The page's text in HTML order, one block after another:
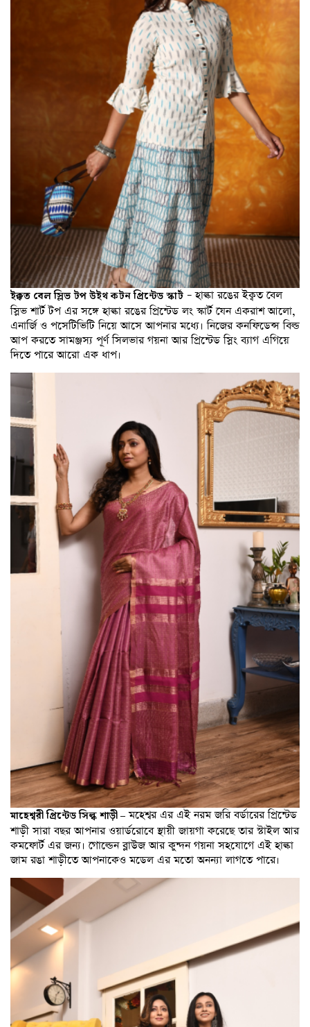
ইক্কত বেল স্লিভ টপ উইথ কটন প্রিন্টেড স্কার্ট – হাল্কা রঙের ইক্বত বেল
স্লিভ শার্ট টপ এর সঙ্গে হাল্কা রঙের প্রিন্টেড লং স্কার্ট যেন একরাশ আলো,
এনার্জি ও পসেটিভিটি নিয়ে আসে আপনার মধ্যে। নিজের কনফিডেন্স বিল্ড
আপ করতে সামঞ্জস্য পূর্ণ সিলভার গয়না আর প্রিন্টেড স্লিং ব্যাগ এগিয়ে
দিতে পারে আরো এক ধাপ।
মাহেশ্বরী প্রিন্টেড সিল্ক শাড়ী –মহেশ্বর এর এই নরম জরি বর্ডারের প্রিন্টেড
শাড়ী সারা বছর আপনার ওয়ার্ডরোবে স্থায়ী জায়গা করেছে তার স্টাইল আর
কমফোর্ট এর জন্য। গোল্ডেন ব্লাউজ আর কুন্দন গয়না সহযোগে এই হাল্কা
জাম রঙা শাড়ীতে আপনাকেও মডেল এর মতো অনন্যা লাগতে পারে।